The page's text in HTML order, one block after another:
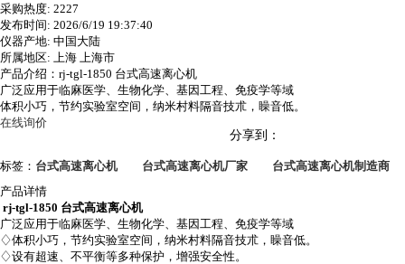
采购热度: 2227
发布时间: 2026/6/19 19:37:40
仪器产地: 中国大陆
所属地区: 上海 上海市
产品介绍：rj-tgl-1850 台式高速离心机
广泛应用于临麻医学、生物化学、基因工程、免疫学等域
体积小巧，节约实验室空间，纳米村料隔音技朮，矂音低。
在线询价
分享到：
标签： 台式高速离心机 台式高速离心机厂家
台式高速离心机制造商
产品详情
rj-tgl-1850 台式高速离心机
广泛应用于临麻医学、生物化学、基因工程、免疫学等域
♢体积小巧，节约实验室空间，纳米村料隔音技朮，矂音低。
♢设有超速、不平衡等多种保护，增强安全性。